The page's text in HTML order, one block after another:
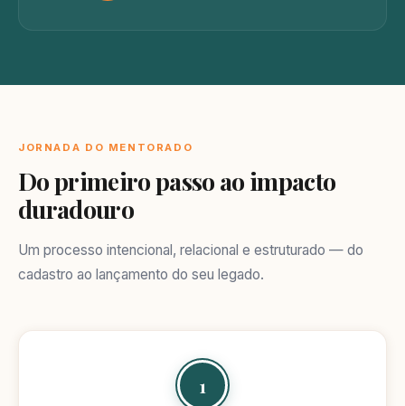
JORNADA DO MENTORADO
Do primeiro passo ao impacto
duradouro
Um processo intencional, relacional e estruturado — do
cadastro ao lançamento do seu legado.
1